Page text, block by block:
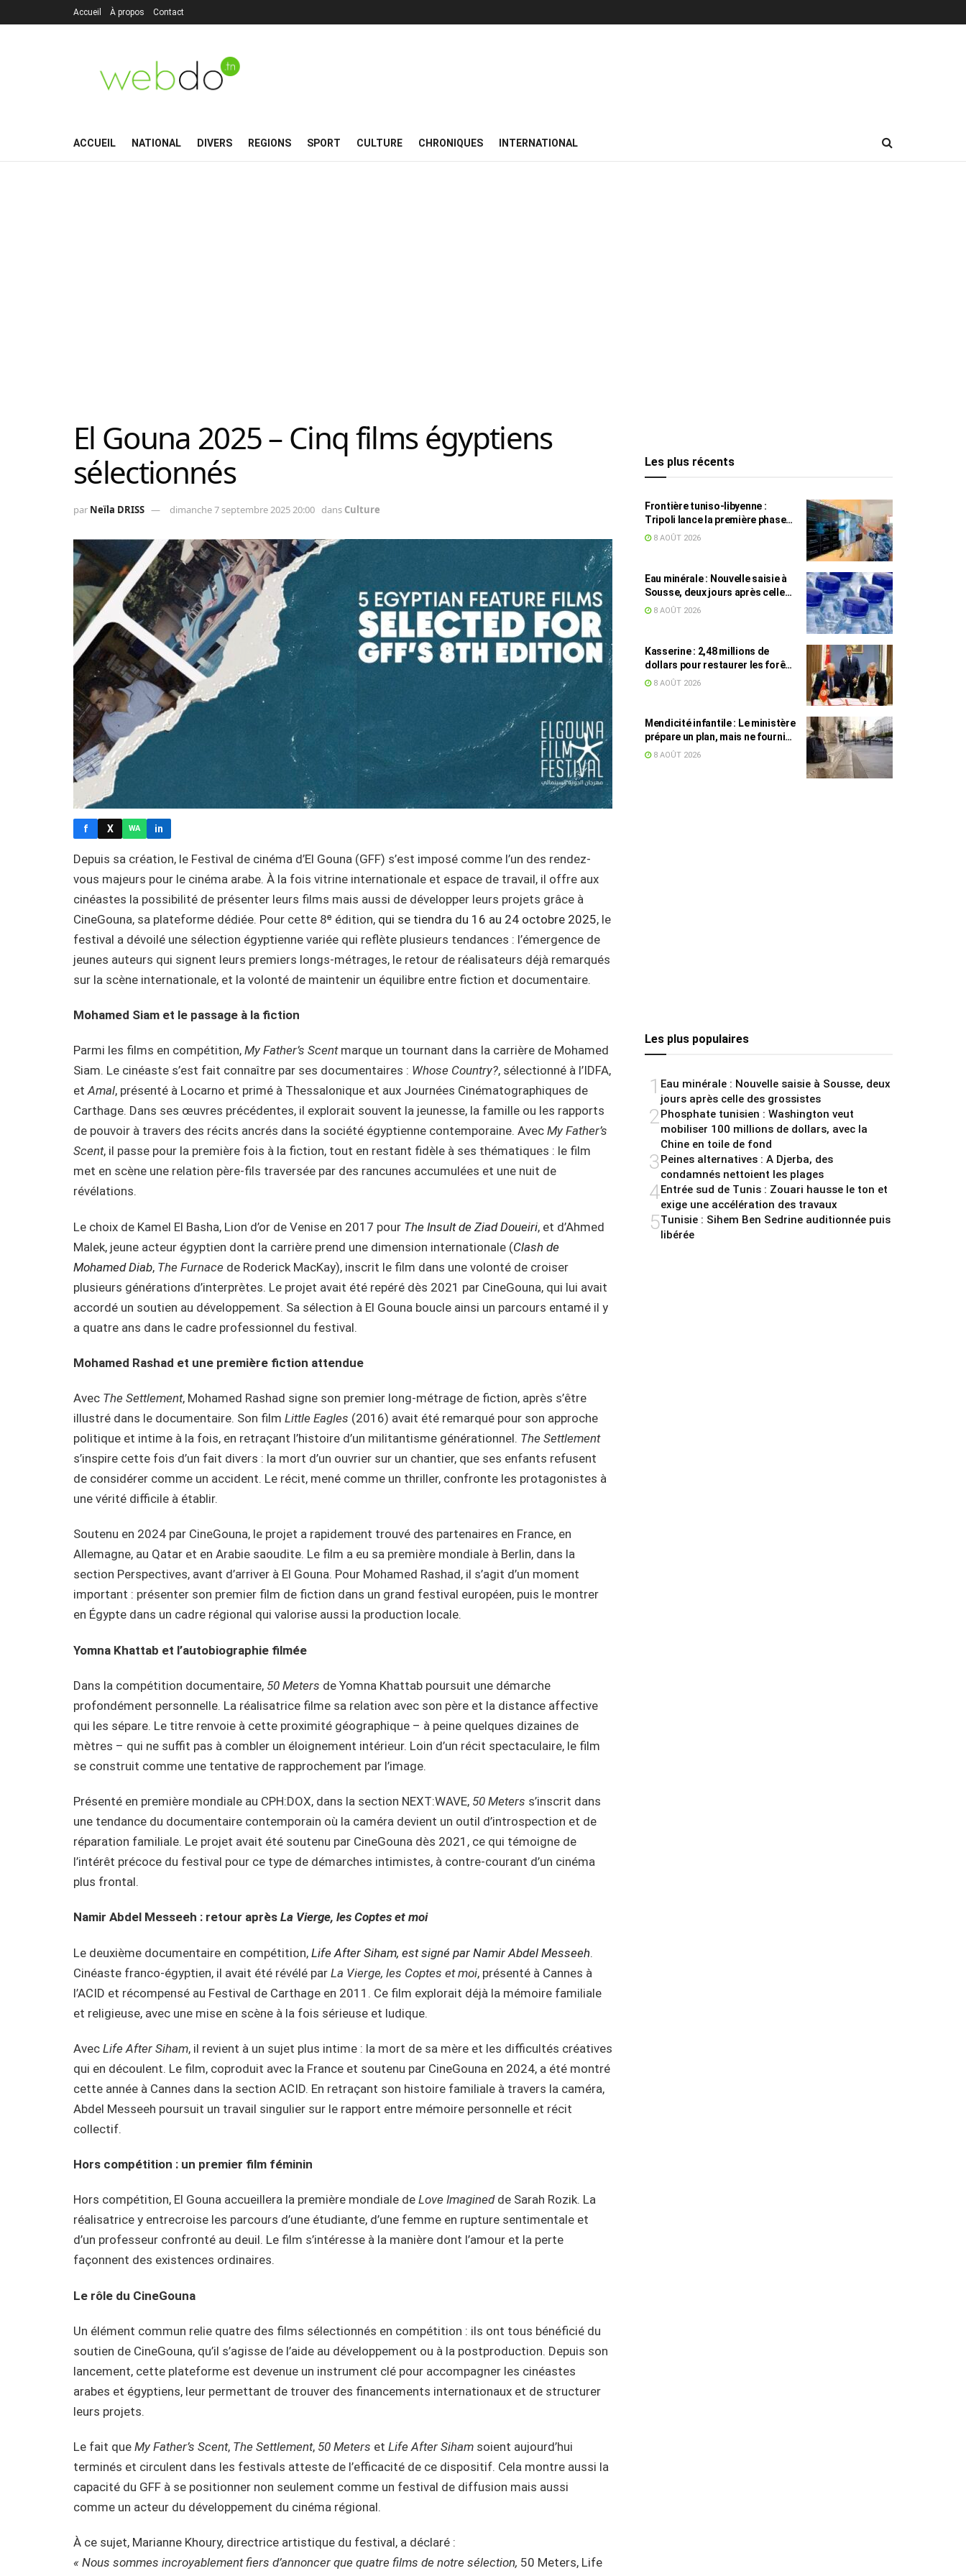
Accueil À propos Contact
ACCUEIL NATIONAL DIVERS REGIONS SPORT CULTURE CHRONIQUES INTERNATIONAL
El Gouna 2025 – Cinq films égyptiens
sélectionnés
par Neïla DRISS dimanche 7 septembre 2025 20:00 dans Culture
f X WA in
Depuis sa création, le Festival de cinéma d’El Gouna (GFF) s’est imposé comme l’un des rendez-
vous majeurs pour le cinéma arabe. À la fois vitrine internationale et espace de travail, il offre aux
cinéastes la possibilité de présenter leurs films mais aussi de développer leurs projets grâce à
CineGouna, sa plateforme dédiée. Pour cette 8ᵉ édition, qui se tiendra du 16 au 24 octobre 2025, le
festival a dévoilé une sélection égyptienne variée qui reflète plusieurs tendances : l’émergence de
jeunes auteurs qui signent leurs premiers longs-métrages, le retour de réalisateurs déjà remarqués
sur la scène internationale, et la volonté de maintenir un équilibre entre fiction et documentaire.
Mohamed Siam et le passage à la fiction
Parmi les films en compétition, My Father’s Scentmarque un tournant dans la carrière de Mohamed
Siam. Le cinéaste s’est fait connaître par ses documentaires : Whose Country?, sélectionné à l’IDFA,
etAmal, présenté à Locarno et primé à Thessalonique et aux Journées Cinématographiques de
Carthage. Dans ses œuvres précédentes, il explorait souvent la jeunesse, la famille ou les rapports
de pouvoir à travers des récits ancrés dans la société égyptienne contemporaine. Avec My Father’s
Scent, il passe pour la première fois à la fiction, tout en restant fidèle à ses thématiques : le film
met en scène une relation père-fils traversée par des rancunes accumulées et une nuit de
révélations.
Le choix de Kamel El Basha, Lion d’or de Venise en 2017 pour The Insult de Ziad Doueiri, et d’Ahmed
Malek, jeune acteur égyptien dont la carrière prend une dimension internationale (Clash de
Mohamed Diab, The Furnace de Roderick MacKay), inscrit le film dans une volonté de croiser
plusieurs générations d’interprètes. Le projet avait été repéré dès 2021 par CineGouna, qui lui avait
accordé un soutien au développement. Sa sélection à El Gouna boucle ainsi un parcours entamé il y
a quatre ans dans le cadre professionnel du festival.
Mohamed Rashad et une première fiction attendue
Avec The Settlement, Mohamed Rashad signe son premier long-métrage de fiction, après s’être
illustré dans le documentaire. Son film Little Eagles (2016) avait été remarqué pour son approche
politique et intime à la fois, en retraçant l’histoire d’un militantisme générationnel. The Settlement
s’inspire cette fois d’un fait divers : la mort d’un ouvrier sur un chantier, que ses enfants refusent
de considérer comme un accident. Le récit, mené comme un thriller, confronte les protagonistes à
une vérité difficile à établir.
Soutenu en 2024 par CineGouna, le projet a rapidement trouvé des partenaires en France, en
Allemagne, au Qatar et en Arabie saoudite. Le film a eu sa première mondiale à Berlin, dans la
section Perspectives, avant d’arriver à El Gouna. Pour Mohamed Rashad, il s’agit d’un moment
important : présenter son premier film de fiction dans un grand festival européen, puis le montrer
en Égypte dans un cadre régional qui valorise aussi la production locale.
Yomna Khattab et l’autobiographie filmée
Dans la compétition documentaire, 50 Meters de Yomna Khattab poursuit une démarche
profondément personnelle. La réalisatrice filme sa relation avec son père et la distance affective
qui les sépare. Le titre renvoie à cette proximité géographique – à peine quelques dizaines de
mètres – qui ne suffit pas à combler un éloignement intérieur. Loin d’un récit spectaculaire, le film
se construit comme une tentative de rapprochement par l’image.
Présenté en première mondiale au CPH:DOX, dans la section NEXT:WAVE, 50 Meters s’inscrit dans
une tendance du documentaire contemporain où la caméra devient un outil d’introspection et de
réparation familiale. Le projet avait été soutenu par CineGouna dès 2021, ce qui témoigne de
l’intérêt précoce du festival pour ce type de démarches intimistes, à contre-courant d’un cinéma
plus frontal.
Namir Abdel Messeeh : retour après La Vierge, les Coptes et moi
Le deuxième documentaire en compétition, Life After Siham, est signé par Namir Abdel Messeeh.
Cinéaste franco-égyptien, il avait été révélé par La Vierge, les Coptes et moi, présenté à Cannes à
l’ACID et récompensé au Festival de Carthage en 2011. Ce film explorait déjà la mémoire familiale
et religieuse, avec une mise en scène à la fois sérieuse et ludique.
Avec Life After Siham, il revient à un sujet plus intime : la mort de sa mère et les difficultés créatives
qui en découlent. Le film, coproduit avec la France et soutenu par CineGouna en 2024, a été montré
cette année à Cannes dans la section ACID. En retraçant son histoire familiale à travers la caméra,
Abdel Messeeh poursuit un travail singulier sur le rapport entre mémoire personnelle et récit
collectif.
Hors compétition : un premier film féminin
Hors compétition, El Gouna accueillera la première mondiale de Love Imaginedde Sarah Rozik. La
réalisatrice y entrecroise les parcours d’une étudiante, d’une femme en rupture sentimentale et
d’un professeur confronté au deuil. Le film s’intéresse à la manière dont l’amour et la perte
façonnent des existences ordinaires.
Le rôle du CineGouna
Un élément commun relie quatre des films sélectionnés en compétition : ils ont tous bénéficié du
soutien de CineGouna, qu’il s’agisse de l’aide au développement ou à la postproduction. Depuis son
lancement, cette plateforme est devenue un instrument clé pour accompagner les cinéastes
arabes et égyptiens, leur permettant de trouver des financements internationaux et de structurer
leurs projets.
Le fait que My Father’s Scent, The Settlement, 50 Meters et Life After Siham soient aujourd’hui
terminés et circulent dans les festivals atteste de l’efficacité de ce dispositif. Cela montre aussi la
capacité du GFF à se positionner non seulement comme un festival de diffusion mais aussi
comme un acteur du développement du cinéma régional.
À ce sujet, Marianne Khoury, directrice artistique du festival, a déclaré :
« Nous sommes incroyablement fiers d’annoncer que quatre films de notre sélection, 50 Meters, Life
Les plus récents
Frontière tuniso-libyenne :
Tripoli lance la première phase
d’un système de surveillance sur
8 AOÛT 2026
Eau minérale : Nouvelle saisie à
Sousse, deux jours après celle
des grossistes
8 AOÛT 2026
Kasserine : 2,48 millions de
dollars pour restaurer les forêts
de pin d’Alep
8 AOÛT 2026
Mendicité infantile : Le ministère
prépare un plan, mais ne fournit
toujours aucun chiffre
8 AOÛT 2026
Les plus populaires
1 Eau minérale : Nouvelle saisie à Sousse, deux
jours après celle des grossistes
2Phosphate tunisien : Washington veut
mobiliser 100 millions de dollars, avec la
Chine en toile de fond
3Peines alternatives : A Djerba, des
condamnés nettoient les plages
4Entrée sud de Tunis : Zouari hausse le ton et
exige une accélération des travaux
5Tunisie : Sihem Ben Sedrine auditionnée puis
libérée